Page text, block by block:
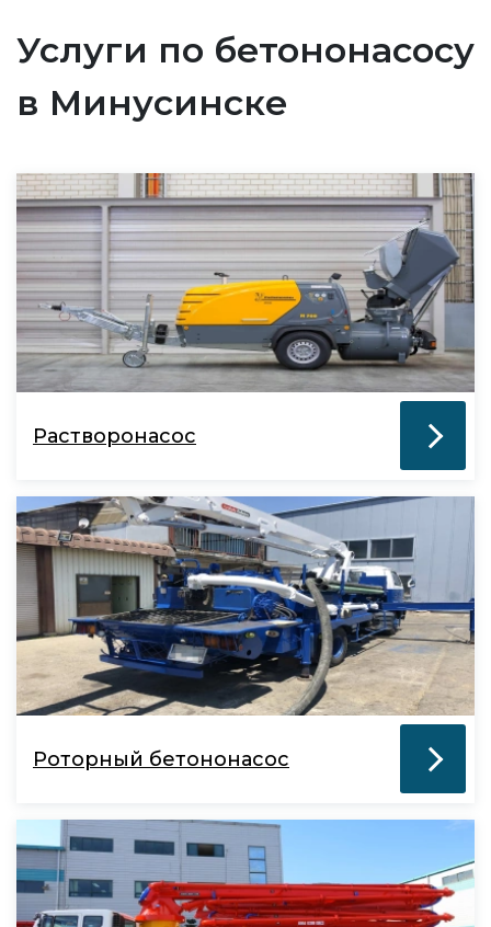
Услуги по бетононасосу
в Минусинске
Растворонасос
Роторный бетононасос